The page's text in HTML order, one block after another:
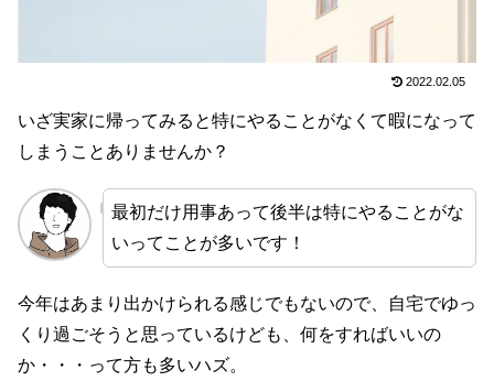
2022.02.05
いざ実家に帰ってみると特にやることがなくて暇になって
しまうことありませんか？
最初だけ用事あって後半は特にやることがな
いってことが多いです！
今年はあまり出かけられる感じでもないので、自宅でゆっ
くり過ごそうと思っているけども、何をすればいいの
か・・・って方も多いハズ。